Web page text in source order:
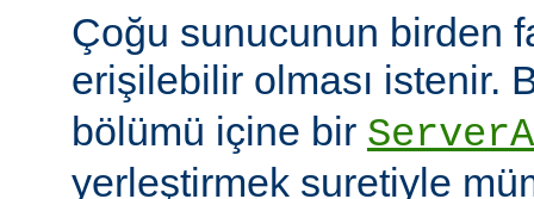
Çoğu sunucunun birden
erişilebilir olması istenir.
bölümü içine bir
yerleştirmek suretiyle